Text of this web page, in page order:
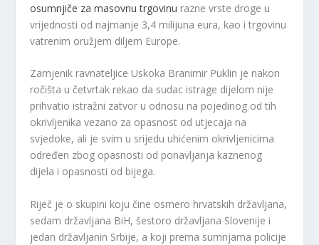
osumnjiče za masovnu trgovinu razne vrste droge u
vrijednosti od najmanje 3,4 milijuna eura, kao i trgovinu
vatrenim oružjem diljem Europe.
Zamjenik ravnateljice Uskoka Branimir Puklin je nakon
ročišta u četvrtak rekao da sudac istrage dijelom nije
prihvatio istražni zatvor u odnosu na pojedinog od tih
okrivljenika vezano za opasnost od utjecaja na
svjedoke, ali je svim u srijedu uhićenim okrivljenicima
određen zbog opasnosti od ponavljanja kaznenog
dijela i opasnosti od bijega.
Riječ je o skupini koju čine osmero hrvatskih državljana,
sedam državljana BiH, šestoro državljana Slovenije i
jedan državljanin Srbije, a koji prema sumnjama policije